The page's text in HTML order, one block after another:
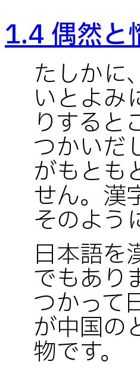
1.4 偶然と
たしかに
いとよみ
りすると
つかいだ
がもとも
せん。漢
そのよう
日本語を
でもあり
つかって
が中国の
物です。